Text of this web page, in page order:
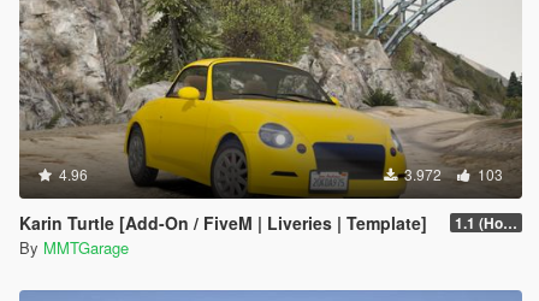
4.96 3.972 103
Karin Turtle [Add-On / FiveM | Liveries | Template] 1.1 (Hot Fix)
By MMTGarage